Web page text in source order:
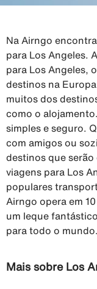
Na Airngo
para Los Angeles.
para Los Angeles,
destinos na
muitos dos
como o
simples e seguro.
com amigos ou
destinos que
viagens para Los
populares
Airngo opera em
um leque
para todo o mundo.
Mais sobre Los